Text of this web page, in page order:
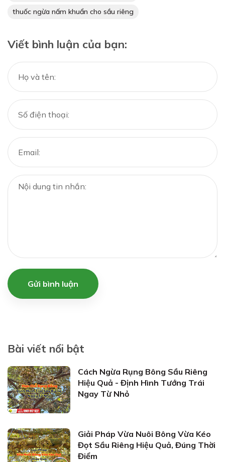
thuốc ngừa nấm khuẩn cho sầu riêng
Viết bình luận của bạn:
Gửi bình luận
Bài viết nổi bật
Cách Ngừa Rụng Bông Sầu Riêng
Hiệu Quả - Định Hình Tướng Trái
Ngay Từ Nhỏ
Giải Pháp Vừa Nuôi Bông Vừa Kéo
Đọt Sầu Riêng Hiệu Quả, Đúng Thời
Điểm